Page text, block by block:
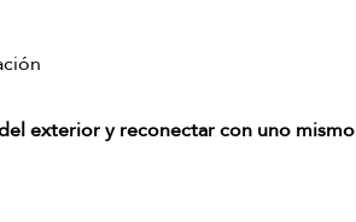
exterior y reconectar con uno mismo